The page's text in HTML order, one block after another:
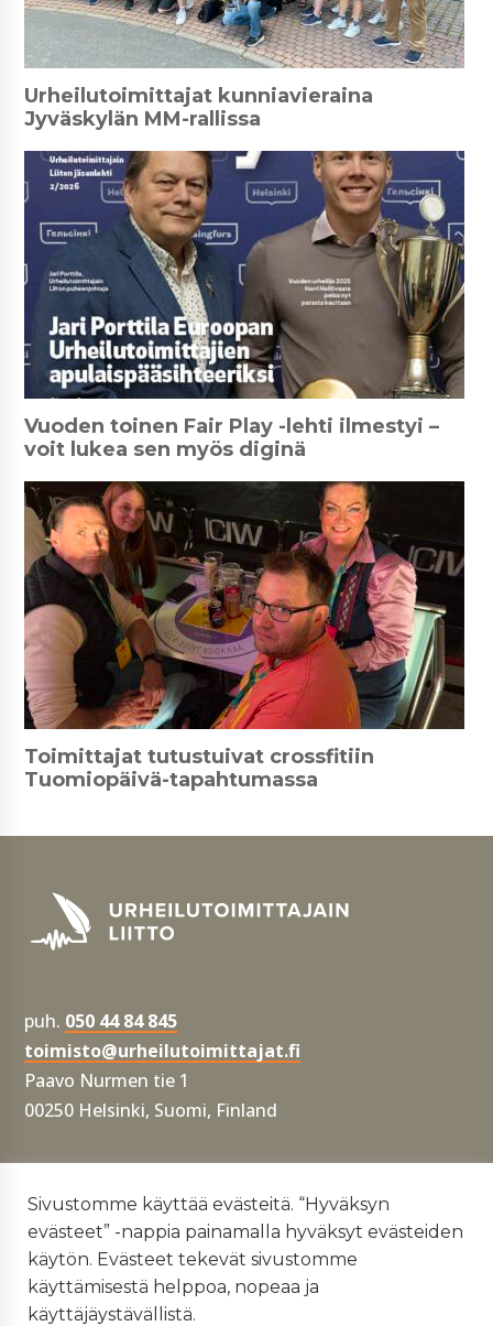
Urheilutoimittajat kunniavieraina
Jyväskylän MM-rallissa
Vuoden toinen Fair Play -lehti ilmestyi –
voit lukea sen myös diginä
Toimittajat tutustuivat crossfitiin
Tuomiopäivä-tapahtumassa
puh. 050 44 84 845
toimisto@urheilutoimittajat.fi
Paavo Nurmen tie 1
00250 Helsinki, Suomi, Finland
Tietosuojaseloste
Yhdenvertaisuus- ja tasa-arvosuunnitelma
Sivustomme käyttää evästeitä. “Hyväksyn
evästeet” -nappia painamalla hyväksyt evästeiden
käytön. Evästeet tekevät sivustomme
käyttämisestä helppoa, nopeaa ja
käyttäjäystävällistä.